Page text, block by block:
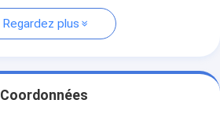
Regardez plus
Coordonnées